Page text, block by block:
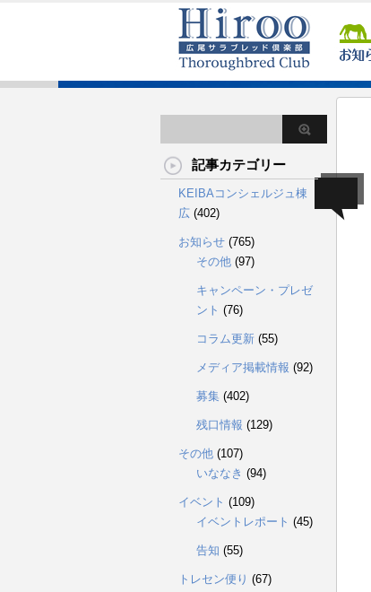
記事カテゴリー
KEIBAコンシェルジュ棟
広 (402)
お知らせ (765)
その他 (97)
キャンペーン・プレゼ
ント (76)
コラム更新 (55)
メディア掲載情報 (92)
募集 (402)
残口情報 (129)
その他 (107)
いななき (94)
イベント (109)
イベントレポート (45)
告知 (55)
トレセン便り (67)